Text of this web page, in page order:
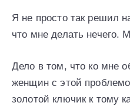
Я не просто так решил
что мне делать нечего.
Дело в том, что ко мне
женщин с этой
золотой ключик к тому